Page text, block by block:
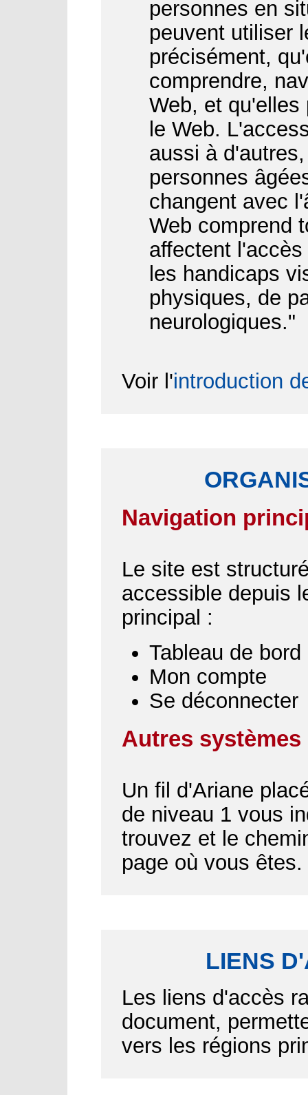
personnes en
peuvent utiliser
précisément,
comprendre,
Web, et qu'elles
le Web.
aussi à
personnes
changent avec
Web comprend
affectent
les handicaps
physiques, de
neurologiques."
Voir l'introduction
Navigation
Le site est
accessible depuis
principal :
Tableau de bord
Mon compte
Se déconnecter
Autres
Un fil d'Ariane
de niveau 1 vous
trouvez et le
page où vous êtes.
LIENS
Les liens d'accès
document,
vers les régions